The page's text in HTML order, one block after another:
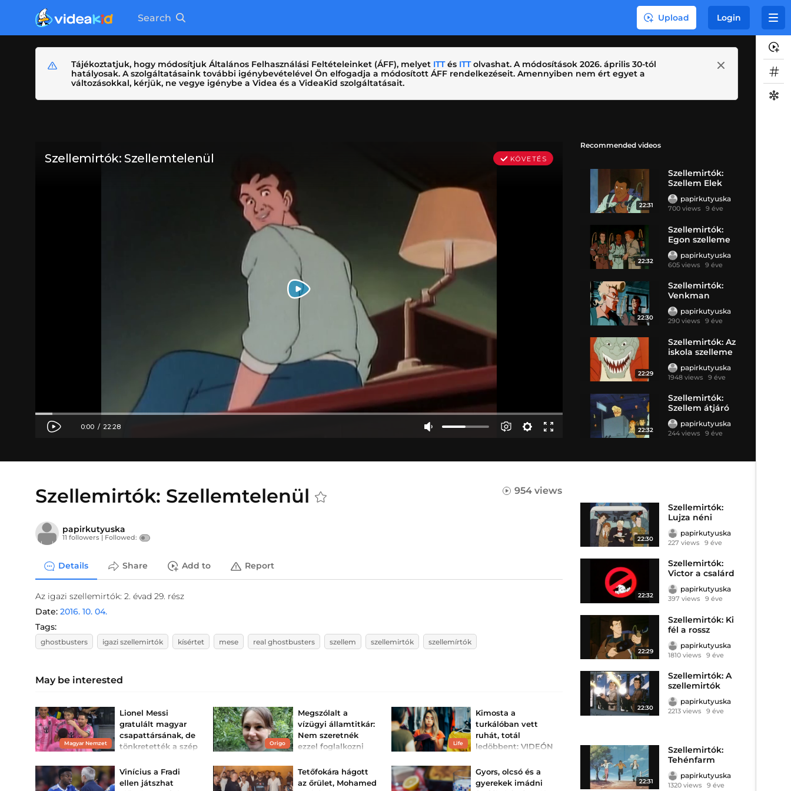
Search Upload Login
Tájékoztatjuk, hogy módosítjuk Általános Felhasználási Feltételeinket (ÁFF), melyet ITTés ITTolvashat. A módosítások 2026. április 30-tól
hatályosak. A szolgáltatásaink további igénybevételével Ön elfogadja a módosított ÁFF rendelkezéseit. Amennyiben nem ért egyet a
változásokkal, kérjük, ne vegye igénybe a Videa és a VideaKid szolgáltatásait.
Recommended videos
22:31
Szellemirtók:
Szellem Elek
papirkutyuska
700 views 9 éve
22:32
Szellemirtók:
Egon szelleme
papirkutyuska
605 views 9 éve
22:30
Szellemirtók:
Venkman
szelleműzője
papirkutyuska
290 views 9 éve
22:29
Szellemirtók: Az
iskola szelleme
papirkutyuska
1948 views 9 éve
22:32
Szellemirtók:
Szellem átjáró
lyuk
papirkutyuska
244 views 9 éve
Szellemirtók: Szellemtelenül 954 views
papirkutyuska
11 followers | Followed:
Details Share Add to Report
Az igazi szellemirtók: 2. évad 29. rész
Date: 2016. 10. 04.
Tags:
ghostbusters igazi szellemirtók kísértet mese real ghostbusters szellem szellemirtók szellemírtók
May be interested
Magyar Nemzet
Lionel Messi
gratulált magyar
csapattársának, de
tönkretették a szép
Pintér Dániel megszerezte
az első gólját az Inter
Miamiban, Messi is vele
Origo
Megszólalt a
vízügyi államtitkár:
Nem szeretnék
ezzel foglalkozni
szabadságáról szóló
értesülések miatt.
Life
Kimosta a
turkálóban vett
ruhát, totál
ledöbbent: VIDEÓN
látott
Szó szerint elakadt a
szava.
Vinícius a Fradi
ellen játszhat
Tetőfokára hágott
az őrület, Mohamed
Gyors, olcsó és a
gyerekek imádni
22:30
Szellemirtók:
Lujza néni
szelleme
papirkutyuska
227 views 9 éve
22:32
Szellemirtók:
Victor a csalárd
szellem
papirkutyuska
397 views 9 éve
22:29
Szellemirtók: Ki
fél a rossz
szellemtől?
papirkutyuska
1810 views 9 éve
22:30
Szellemirtók: A
szellemirtók
Párizsban
papirkutyuska
2213 views 9 éve
22:31
Szellemirtók:
Tehénfarm
papirkutyuska
1320 views 9 éve